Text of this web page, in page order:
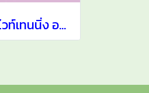
เอดดัลไวส์ ไวท์เทนนิ่ง อาฟเตอร์ ซัน ฟอร์ บอดี้